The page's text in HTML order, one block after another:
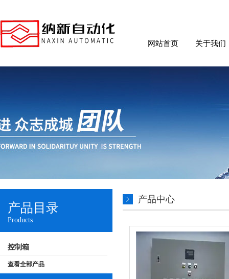
网站首页 关于我们
产品目录
Products
控制箱
查看全部产品
产品中心